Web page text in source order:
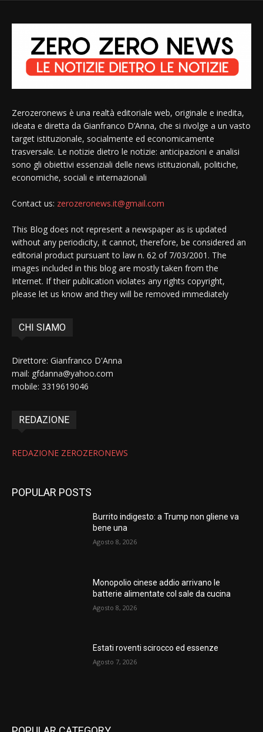
Zerozeronews è una realtà editoriale web, originale e inedita,
ideata e diretta da Gianfranco D’Anna, che si rivolge a un vasto
target istituzionale, socialmente ed economicamente
trasversale. Le notizie dietro le notizie: anticipazioni e analisi
sono gli obiettivi essenziali delle news istituzionali, politiche,
economiche, sociali e internazionali
Contact us: zerozeronews.it@gmail.com
This Blog does not represent a newspaper as is updated
without any periodicity, it cannot, therefore, be considered an
editorial product pursuant to law n. 62 of 7/03/2001. The
images included in this blog are mostly taken from the
Internet. If their publication violates any rights copyright,
please let us know and they will be removed immediately
CHI SIAMO
Direttore: Gianfranco D'Anna
mail: gfdanna@yahoo.com
mobile: 3319619046
REDAZIONE
REDAZIONE ZEROZERONEWS
POPULAR POSTS
Burrito indigesto: a Trump non gliene va
bene una
Agosto 8, 2026
Monopolio cinese addio arrivano le
batterie alimentate col sale da cucina
Agosto 8, 2026
Estati roventi scirocco ed essenze
Agosto 7, 2026